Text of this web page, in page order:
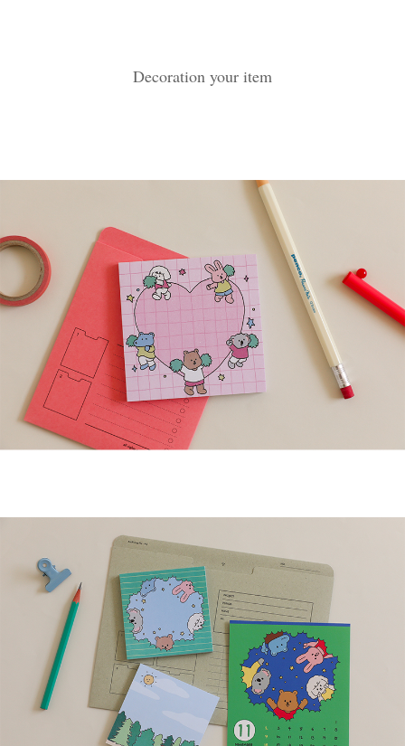
Decoration your item